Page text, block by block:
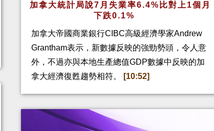
加拿大統計局說7月失業率6.4%比對上1個月
下跌0.1%
加拿大帝國商業銀行CIBC高級經濟學家Andrew
Grantham表示，新數據反映的強勁勢頭，令人意
外，不過亦與本地生產總值GDP數據中反映的加
拿大經濟復甦趨勢相符。
[10:52]